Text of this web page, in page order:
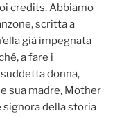
credits. Abbiamo
scritta a
già impegnata
a fare i
donna,
sua madre, Mother
signora della storia